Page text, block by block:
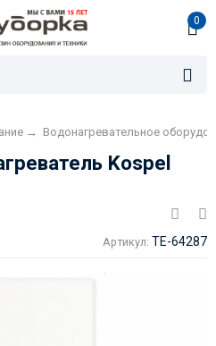
0
→ Водонагревательное
Kospel
Артикул: TE-64287